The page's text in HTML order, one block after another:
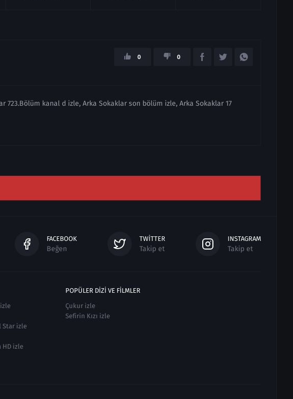
0 0
723.Bölüm kanal d izle, Arka Sokaklar son bölüm izle, Arka Sokaklar 17
FACEBOOK
Beğen
TWITTER
Takip et
INSTAGRAM
Takip et
Star izle
HD izle
POPÜLER DIZI VE FILMLER
Çukur izle
Sefirin Kızı izle